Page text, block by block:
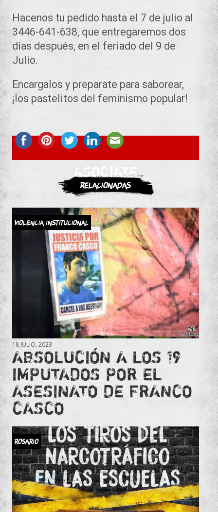
Hacenos tu pedido hasta el 7 de julio al
3446-641-638, que entregaremos dos
días después, en el feriado del 9 de
Julio.
Encargalos y preparate para saborear,
¡los pastelitos del feminismo popular!
ASOCIATE
Relacionadas
Violencia Institucional
18 JULIO, 2023
ABSOLUCIÓN A LOS 19
IMPUTADOS POR EL
ASESINATO DE FRANCO
CASCO
ROSARIO